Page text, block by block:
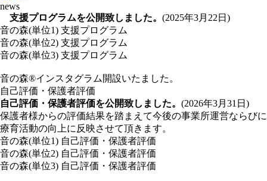
news
支援プログラムを公開致しました。 (2025年3月22日)
音の森(単位1) 支援プログラム
音の森(単位2) 支援プログラム
音の森(単位3) 支援プログラム
音の森®インスタグラム 開設いたました。
自己評価・保護者評価
自己評価・保護者評価を公開致しました。 (2026年3月31日)
保護者様からの評価結果を踏まえて今後の事業所運営ならびに
療育活動の向上に反映させて頂きます。
音の森(単位1) 自己評価・保護者評価
音の森(単位2) 自己評価・保護者評価
音の森(単位3) 自己評価・保護者評価